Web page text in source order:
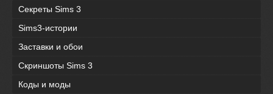
Секреты Sims 3
Sims3-истории
Заставки и обои
Скриншоты Sims 3
Коды и моды